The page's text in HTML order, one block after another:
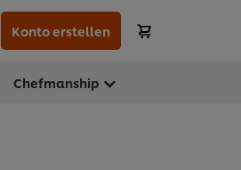
Konto erstellen
Chefmanship